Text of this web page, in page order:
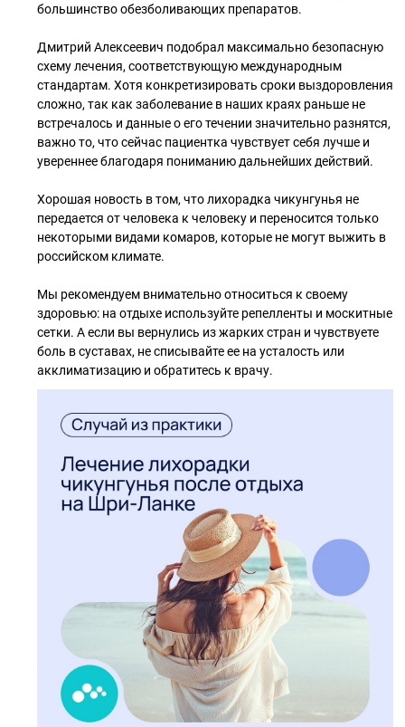
большинство обезболивающих препаратов.
Дмитрий Алексеевич подобрал максимально безопасную
схему лечения, соответствующую международным
стандартам. Хотя конкретизировать сроки выздоровления
сложно, так как заболевание в наших краях раньше не
встречалось и данные о его течении значительно разнятся,
важно то, что сейчас пациентка чувствует себя лучше и
увереннее благодаря пониманию дальнейших действий.
Хорошая новость в том, что лихорадка чикунгунья не
передается от человека к человеку и переносится только
некоторыми видами комаров, которые не могут выжить в
российском климате.
Мы рекомендуем внимательно относиться к своему
здоровью: на отдыхе используйте репелленты и москитные
сетки. А если вы вернулись из жарких стран и чувствуете
боль в суставах, не списывайте ее на усталость или
акклиматизацию и обратитесь к врачу.